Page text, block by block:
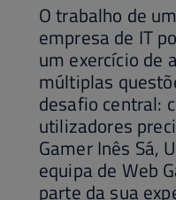
O trabalho de
empresa de IT
um exercício de
múltiplas
desafio central:
utilizadores
Gamer Inês Sá,
equipa de Web
parte da sua